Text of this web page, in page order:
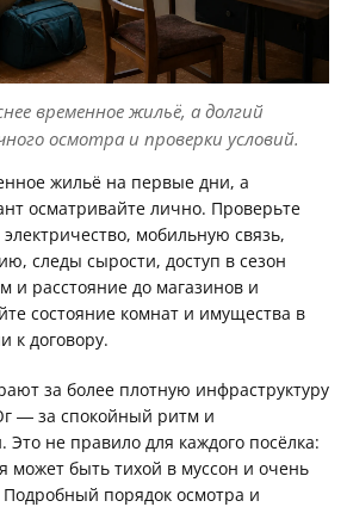
временное жильё, а долгий
осмотра и проверки условий.
жильё на первые дни, а
осматривайте лично. Проверьте
мобильную связь,
следы сырости, доступ в сезон
и расстояние до магазинов и
состояние комнат и имущества в
к договору.
за более плотную инфраструктуру
— за спокойный ритм и
не правило для каждого посёлка:
может быть тихой в муссон и очень
порядок осмотра и